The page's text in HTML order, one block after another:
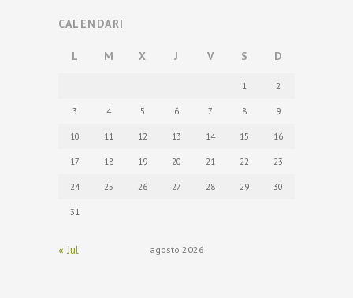
CALENDARI
agosto 2026
L M X J V S D
1 2
3 4 5 6 7 8 9
10 11 12 13 14 15 16
17 18 19 20 21 22 23
24 25 26 27 28 29 30
31
« Jul